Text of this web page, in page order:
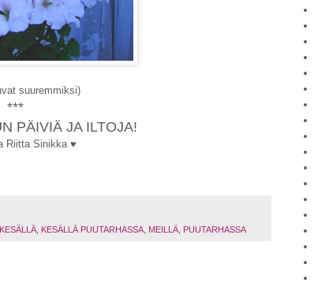
suuremmiksi)
***
PÄIVIÄ JA ILTOJA!
Riitta Sinikka ♥
KESÄLLÄ KESÄLLÄ PUUTARHASSA MEILLÄ PUUTARHASSA